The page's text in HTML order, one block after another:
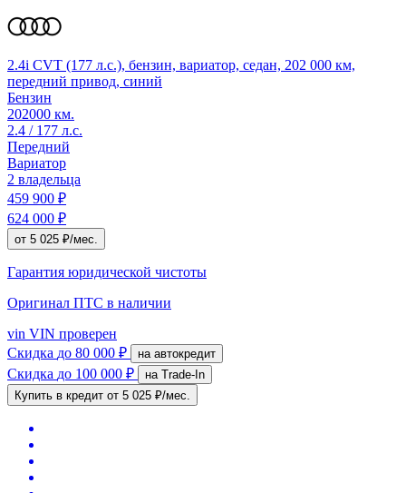
2.4i CVT (177 л.с.), бензин, вариатор, седан, 202 000 км,
передний привод, синий
Бензин
202000 км.
2.4 / 177 л.с.
Передний
Вариатор
2 владельца
459 900 ₽
624 000 ₽
от 5 025 ₽/мес.
Гарантия юридической чистоты
Оригинал ПТС в наличии
vin VIN проверен
Скидка до 80 000 ₽ на автокредит
Скидка до 100 000 ₽
на Trade-In
Купить в кредит от 5 025 ₽/мес.